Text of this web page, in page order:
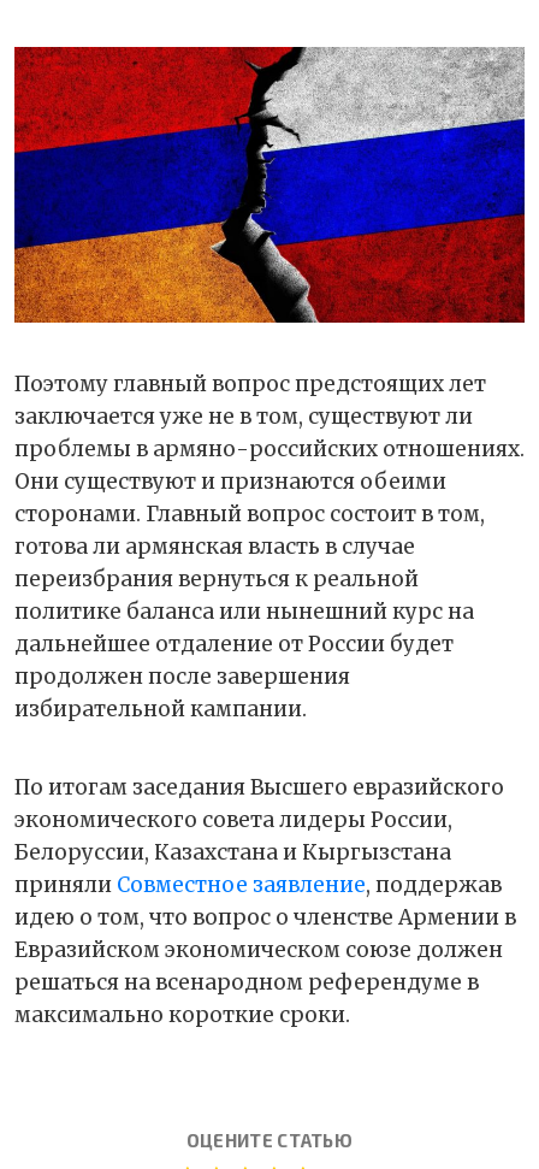
Поэтому главный вопрос предстоящих лет
заключается уже не в том, существуют ли
проблемы в армяно-российских отношениях.
Они существуют и признаются обеими
сторонами. Главный вопрос состоит в том,
готова ли армянская власть в случае
переизбрания вернуться к реальной
политике баланса или нынешний курс на
дальнейшее отдаление от России будет
продолжен после завершения
избирательной кампании.
По итогам заседания Высшего евразийского
экономического совета лидеры России,
Белоруссии, Казахстана и Кыргызстана
приняли Совместное заявление, поддержав
идею о том, что вопрос о членстве Армении в
Евразийском экономическом союзе должен
решаться на всенародном референдуме в
максимально короткие сроки.
ОЦЕНИТЕ СТАТЬЮ